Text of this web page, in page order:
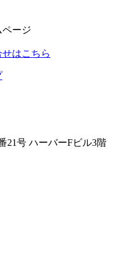
ージ
はこちら
21号 ハーバーFビル3階